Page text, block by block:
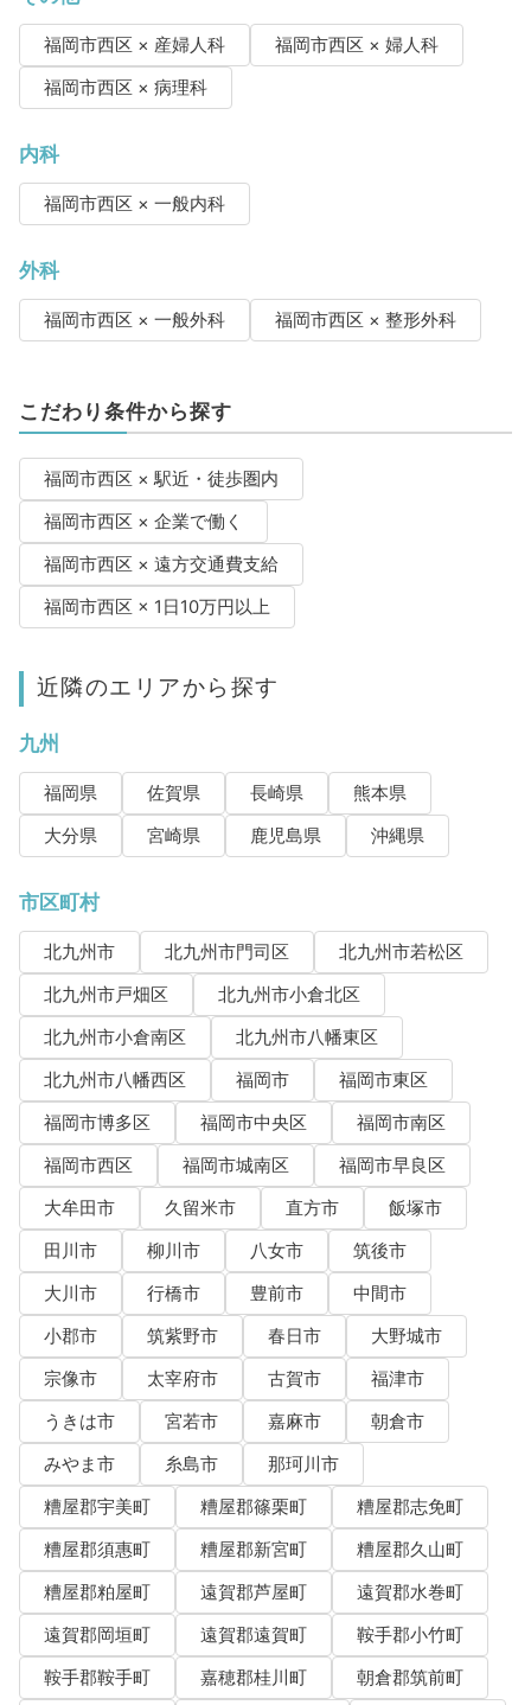
福岡市西区 × 産婦人科
福岡市西区 × 婦人科
福岡市西区 × 病理科
内科
福岡市西区 × 一般内科
外科
福岡市西区 × 一般外科 福岡市西区 × 整形外科
こだわり条件から探す
福岡市西区 × 駅近・徒歩圏内
福岡市西区 × 企業で働く
福岡市西区 × 遠方交通費支給
福岡市西区 × 1日10万円以上
近隣のエリアから探す
九州
福岡県 佐賀県 長崎県
熊本県
大分県
宮崎県 鹿児島県 沖縄県
市区町村
北九州市 北九州市門司区
北九州市若松区
北九州市戸畑区
北九州市小倉北区
北九州市小倉南区
北九州市八幡東区
北九州市八幡西区
福岡市
福岡市東区
福岡市博多区
福岡市中央区
福岡市南区
福岡市西区
福岡市城南区
福岡市早良区
大牟田市
久留米市 直方市
飯塚市
田川市
柳川市 八女市
筑後市
大川市
行橋市 豊前市
中間市
小郡市
筑紫野市 春日市
大野城市
宗像市
太宰府市 古賀市
福津市
うきは市
宮若市 嘉麻市
朝倉市
みやま市
糸島市
那珂川市
糟屋郡宇美町
糟屋郡篠栗町
糟屋郡志免町
糟屋郡須惠町
糟屋郡新宮町
糟屋郡久山町
糟屋郡粕屋町
遠賀郡芦屋町
遠賀郡水巻町
遠賀郡岡垣町
遠賀郡遠賀町
鞍手郡小竹町
鞍手郡鞍手町
嘉穂郡桂川町
朝倉郡筑前町